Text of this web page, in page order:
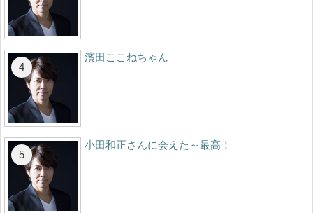
濱田ここねちゃん
小田和正さんに会えた～最高！